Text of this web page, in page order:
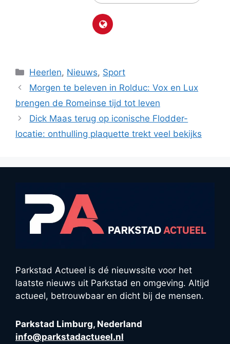
Categorieën
Heerlen, Nieuws, Sport
Morgen te beleven in Rolduc: Vox en Lux
brengen de Romeinse tijd tot leven
Dick Maas terug op iconische Flodder-
locatie: onthulling plaquette trekt veel bekijks
Parkstad Actueel is dé nieuwssite voor het
laatste nieuws uit Parkstad en omgeving. Altijd
actueel, betrouwbaar en dicht bij de mensen.
Parkstad Limburg, Nederland
info@parkstadactueel.nl